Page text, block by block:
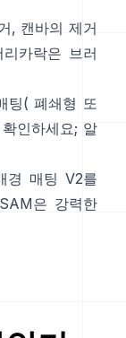
, 캔바의 제거
카락은 브러
팅(폐쇄형 또
인하세요; 알
경 매팅 V2를
SAM은 강력한